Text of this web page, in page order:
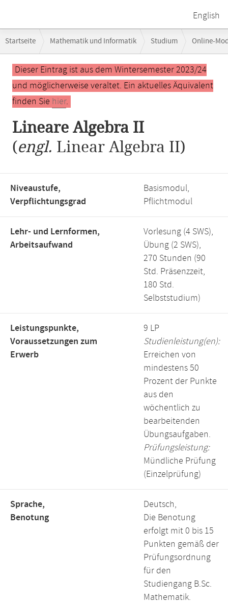
English
Navigation
Startseite Mathematik und Informatik Studium Online-
Hauptinhalt
Dieser Eintrag ist aus dem Wintersemester 2023/24
und möglicherweise veraltet. Ein aktuelles Äquivalent
finden Sie hier.
Lineare Algebra II
(engl. Linear Algebra II)
Niveaustufe,
Verpflichtungsgrad
Basismodul,
Pflichtmodul
Lehr- und Lernformen,
Arbeitsaufwand
Vorlesung (4 SWS),
Übung (2 SWS),
270 Stunden (90
Std. Präsenzzeit,
180 Std.
Selbststudium)
Leistungspunkte,
Voraussetzungen zum
Erwerb
9 LP
Studienleistung(en):
Erreichen von
mindestens 50
Prozent der Punkte
aus den
wöchentlich zu
bearbeitenden
Übungsaufgaben.
Prüfungsleistung:
Mündliche Prüfung
(Einzelprüfung)
Sprache,
Benotung
Deutsch,
Die Benotung
erfolgt mit 0 bis 15
Punkten gemäß der
Prüfungsordnung
für den
Studiengang B.Sc.
Mathematik.